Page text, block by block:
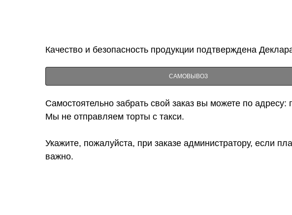
Качество и безопасность продукции подтверждена
САМОВЫВОЗ
Самостоятельно забрать свой заказ вы можете по адресу:
Мы не отправляем торты с такси.
Укажите, пожалуйста, при заказе администратору, если
важно.